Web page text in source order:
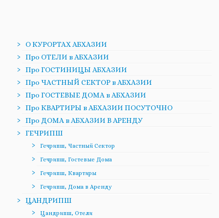
О КУРОРТАХ АБХАЗИИ
Про ОТЕЛИ в АБХАЗИИ
Про ГОСТИНИЦЫ АБХАЗИИ
Про ЧАСТНЫЙ СЕКТОР в АБХАЗИИ
Про ГОСТЕВЫЕ ДОМА в АБХАЗИИ
Про КВАРТИРЫ в АБХАЗИИ ПОСУТОЧНО
Про ДОМА в АБХАЗИИ В АРЕНДУ
ГЕЧРИПШ
Гечрипш, Частный Сектор
Гечрипш, Гостевые Дома
Гечрипш, Квартиры
Гечрипш, Дома в Аренду
ЦАНДРИПШ
Цандрипш, Отели